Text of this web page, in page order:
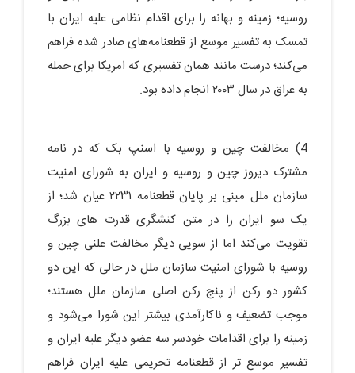
روسیه؛ زمینه و بهانه را برای اقدام نظامی علیه ایران با
تمسک به تفسیر موسع از قطعنامه‌های صادر شده فراهم
می‌کند؛ درست مانند همان تفسیری که امریکا برای حمله
به عراق در سال ٢٠٠٣ انجام داده بود.
4) مخالفت چین و روسیه با اسنپ بک که در نامه
مشترک دیروز چین و روسیه و ایران به شورای امنیت
سازمان ملل مبنی بر پایان قطعنامه ٢٢٣١ عیان شد؛ از
یک سو ایران را در متن کنشگری قدرت های بزرگ
تقویت می‌کند اما از سویی دیگر مخالفت علنی چین و
روسیه با شورای امنیت سازمان ملل در حالی که این دو
کشور دو رکن از پنج رکن اصلی سازمان ملل هستند؛
موجب تضعیف و ناکارآمدی بیشتر این شورا می‌شود و
زمینه را برای اقدامات خودسر سه عضو دیگر علیه ایران و
تفسیر موسع تر از قطعنامه تحریمی علیه ایران فراهم